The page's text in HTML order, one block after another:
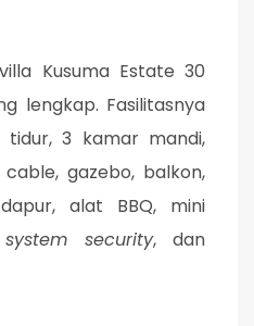
Kusuma Estate 30
lengkap. Fasilitasnya
3 kamar mandi,
gazebo, balkon,
alat BBQ, mini
security, dan